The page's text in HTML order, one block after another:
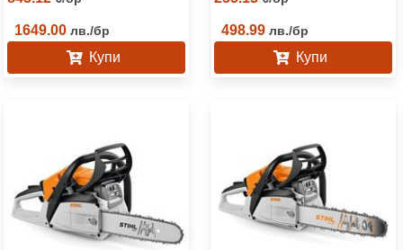
1649.00 лв./бр
Купи
498.99 лв./бр
Купи